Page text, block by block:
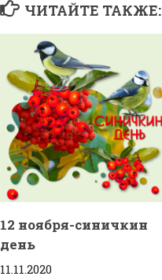
ЧИТАЙТЕ ТАКЖЕ:
12 ноября-синичкин
день
11.11.2020